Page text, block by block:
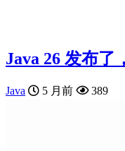
Java 26 发布了
Java 5 月前 389